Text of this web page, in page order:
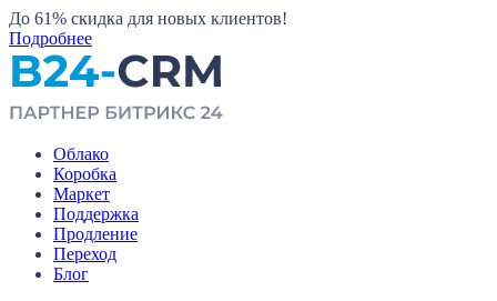
До 61% скидка для новых клиентов!
Подробнее
Облако
Коробка
Маркет
Поддержка
Продление
Переход
Блог